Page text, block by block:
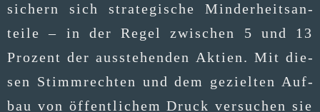
sichern sich stra­te­gi­sche Min­der­heits­an­
tei­le – in der Regel zwi­schen 5 und 13
Pro­zent der aus­ste­hen­den Akti­en. Mit die­
sen Stimm­rech­ten und dem geziel­ten Auf­
bau von öffent­li­chem Druck ver­su­chen sie